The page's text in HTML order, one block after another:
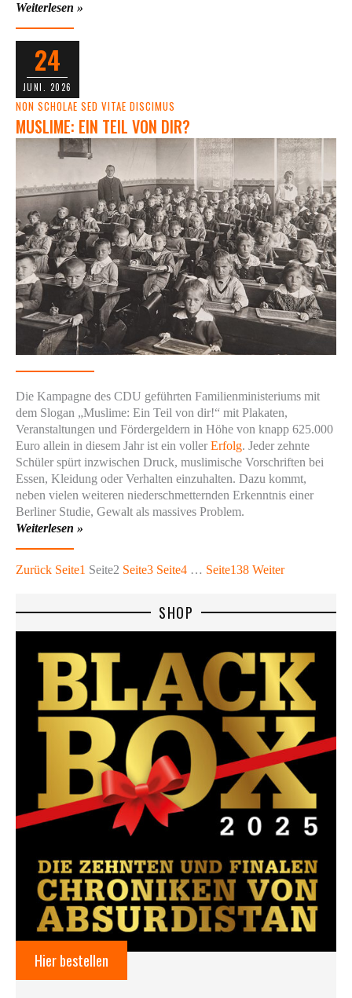
Weiterlesen »
24
JUNI. 2026
NON SCHOLAE SED VITAE DISCIMUS
MUSLIME: EIN TEIL VON DIR?
Die Kampagne des CDU geführten Familienministeriums mit
dem Slogan „Muslime: Ein Teil von dir!“ mit Plakaten,
Veranstaltungen und Fördergeldern in Höhe von knapp 625.000
Euro allein in diesem Jahr ist ein voller Erfolg. Jeder zehnte
Schüler spürt inzwischen Druck, muslimische Vorschriften bei
Essen, Kleidung oder Verhalten einzuhalten. Dazu kommt,
neben vielen weiteren niederschmetternden Erkenntnis einer
Berliner Studie, Gewalt als massives Problem.
Weiterlesen »
Zurück Seite1 Seite2 Seite3 Seite4 … Seite138 Weiter
SHOP
Hier bestellen